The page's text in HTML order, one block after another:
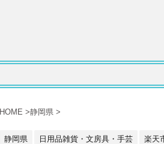
HOME >静岡県 >
静岡県 日用品雑貨・文房具・手芸 楽天